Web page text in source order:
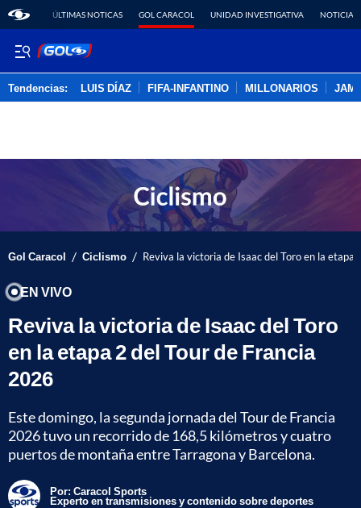
ÚLTIMAS NOTICAS GOL CARACOL UNIDAD INVESTIGATIVA NOTICIAS
Tendencias: LUIS DÍAZ FIFA-INFANTINO MILLONARIOS
Gol Caracol / Ciclismo / Reviva la victoria de Isaac del Toro en la etapa
EN VIVO
Reviva la victoria de Isaac del Toro
en la etapa 2 del Tour de Francia
2026
Este domingo, la segunda jornada del Tour de Francia
2026 tuvo un recorrido de 168,5 kilómetros y cuatro
puertos de montaña entre Tarragona y Barcelona.
Por: Caracol Sports
Experto en transmisiones y contenido sobre deportes